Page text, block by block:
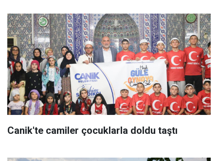
Canik'te camiler çocuklarla doldu taştı